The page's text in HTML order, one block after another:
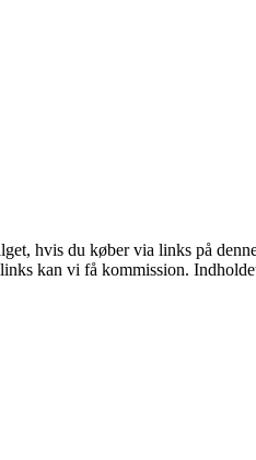
hvis du køber via links på
kan vi få kommission.